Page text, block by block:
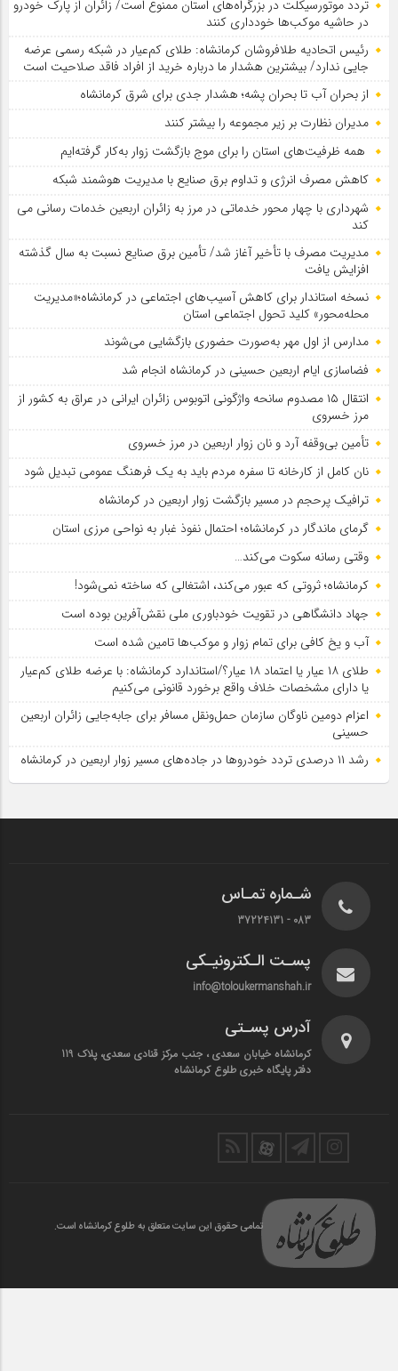
تردد موتورسیکلت در بزرگراه‌های استان ممنوع است/ زائران از پارک خودرو
در حاشیه موکب‌ها خودداری کنند
رئیس اتحادیه طلافروشان کرمانشاه: طلای کم‌عیار در شبکه رسمی عرضه
جایی ندارد/ بیشترین هشدار ما درباره خرید از افراد فاقد صلاحیت است
از بحران آب تا بحران پشه؛ هشدار جدی برای شرق کرمانشاه
مدیران نظارت بر زیر مجموعه را بیشتر کنند
همه ظرفیت‌های استان را برای موج بازگشت زوار به‌کار گرفته‌ایم
کاهش مصرف انرژی و تداوم برق صنایع با مدیریت هوشمند شبکه
شهرداری با چهار محور خدماتی در مرز به زائران اربعین خدمات رسانی می
کند
مدیریت مصرف با تأخیر آغاز شد/ تأمین برق صنایع نسبت به سال گذشته
افزایش یافت
نسخه استاندار برای کاهش آسیب‌های اجتماعی در کرمانشاه؛«مدیریت
محله‌محور» کلید تحول اجتماعی استان
مدارس از اول مهر به‌صورت حضوری بازگشایی می‌شوند
فضاسازی ایام اربعین حسینی در کرمانشاه انجام شد
انتقال ۱۵ مصدوم سانحه واژگونی اتوبوس زائران ایرانی در عراق به کشور از
مرز خسروی
تأمین بی‌وقفه آرد و نان زوار اربعین در مرز خسروی
نان کامل از کارخانه تا سفره مردم باید به یک فرهنگ عمومی تبدیل شود
ترافیک پرحجم در مسیر بازگشت زوار اربعین در کرمانشاه
گرمای ماندگار در کرمانشاه؛ احتمال نفوذ غبار به نواحی مرزی استان
وقتی رسانه سکوت می‌کند…
کرمانشاه؛ ثروتی که عبور می‌کند، اشتغالی که ساخته نمی‌شود!
جهاد دانشگاهی در تقویت خودباوری ملی نقش‌آفرین بوده است
آب و یخ کافی برای تمام زوار و موکب‌ها تامین شده است
طلای ۱۸ عیار یا اعتماد ۱۸ عیار؟/استاندارد کرمانشاه: با عرضه طلای کم‌عیار
یا دارای مشخصات خلاف واقع برخورد قانونی می‌کنیم
اعزام دومین ناوگان سازمان حمل‌ونقل مسافر برای جابه‌جایی زائران اربعین
حسینی
رشد ۱۱ درصدی تردد خودروها در جاده‌های مسیر زوار اربعین در کرمانشاه
شـماره تمـاس
083 - 37224131
پسـت الـکترونیـکی
info@toloukermanshah.ir
آدرس پسـتی
کرمانشاه خیابان سعدی ، جنب مرکز قنادی سعدی، پلاک 119
دفتر پایگاه خبری طلوع کرمانشاه
تمامی حقوق این سایت متعلق به طلوع کرمانشاه است.